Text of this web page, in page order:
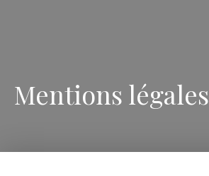
Mentions légales